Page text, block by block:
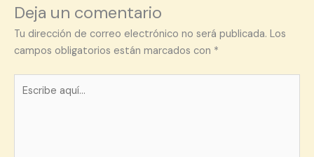
Deja un comentario
Tu dirección de correo electrónico no será publicada. Los
campos obligatorios están marcados con *